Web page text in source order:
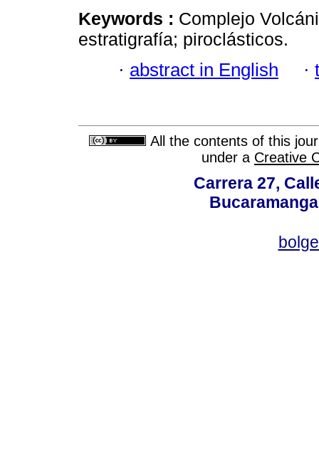
Keywords : Complejo
estratigrafía; piroclásticos.
· abstract in English ·
All the contents of this
under a Creative
Carrera 27,